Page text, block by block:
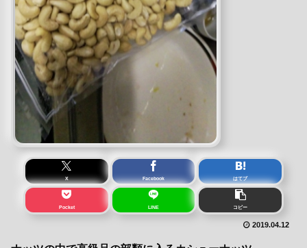
X Facebook はてブ
Pocket LINE コピー
2019.04.12